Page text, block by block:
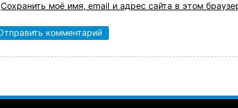
Сохранить моё имя, email и адрес сайта в этом